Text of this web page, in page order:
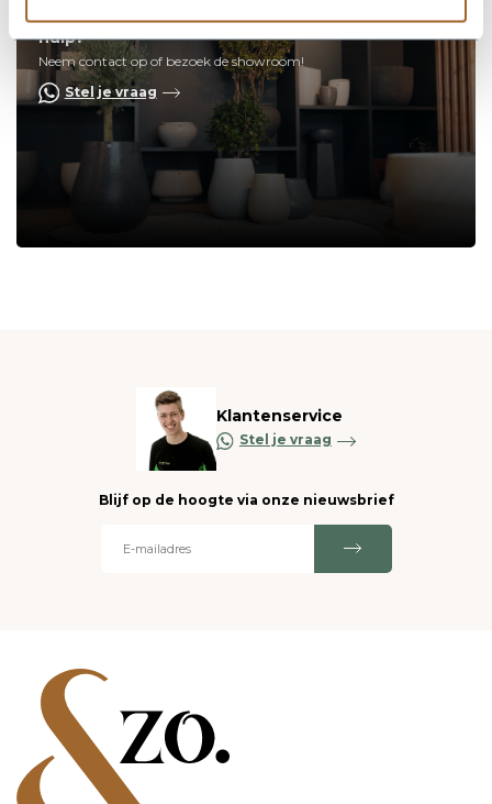
Op zoek naar een vakkundige
hulp?
Neem contact op of bezoek de showroom!
Stel je vraag
Klantenservice
Stel je vraag
Blijf op de hoogte via onze nieuwsbrief